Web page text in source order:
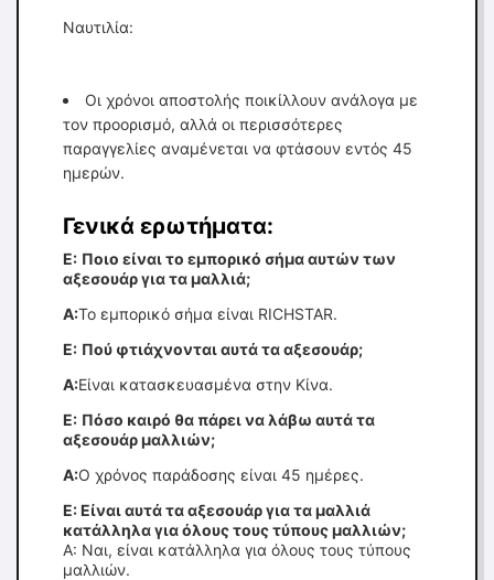
Ναυτιλία:
Οι χρόνοι αποστολής ποικίλλουν ανάλογα με
τον προορισμό, αλλά οι περισσότερες
παραγγελίες αναμένεται να φτάσουν εντός 45
ημερών.
Γενικά ερωτήματα:
Ε: Ποιο είναι το εμπορικό σήμα αυτών των
αξεσουάρ για τα μαλλιά;
Α:Το εμπορικό σήμα είναι RICHSTAR.
Ε: Πού φτιάχνονται αυτά τα αξεσουάρ;
Α:Είναι κατασκευασμένα στην Κίνα.
Ε: Πόσο καιρό θα πάρει να λάβω αυτά τα
αξεσουάρ μαλλιών;
Α:Ο χρόνος παράδοσης είναι 45 ημέρες.
Ε: Είναι αυτά τα αξεσουάρ για τα μαλλιά
κατάλληλα για όλους τους τύπους μαλλιών;
Α: Ναι, είναι κατάλληλα για όλους τους τύπους
μαλλιών.